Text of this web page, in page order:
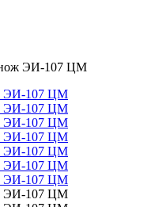
нож ЭИ-107 ЦМ